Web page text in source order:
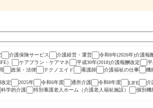
介護保険サービス 介護経営・運営 令和8年(2026年)介護報
）
ケアプラン・ケアマネ 平成30年(2018)介護報酬改定
政策・法律 テクノエイド 看護師 介護福祉の仕事 機
定 2025年 令和6年度 通所介護 令和8年度 LIFE 介
科学的介護 特別養護老人ホーム（介護老人福祉施設） 個別機